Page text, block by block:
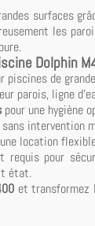
surfaces
les
Dolphin
piscines de
parois, ligne
pour une hygiène
intervention
location
requis pour
état.
et transformez